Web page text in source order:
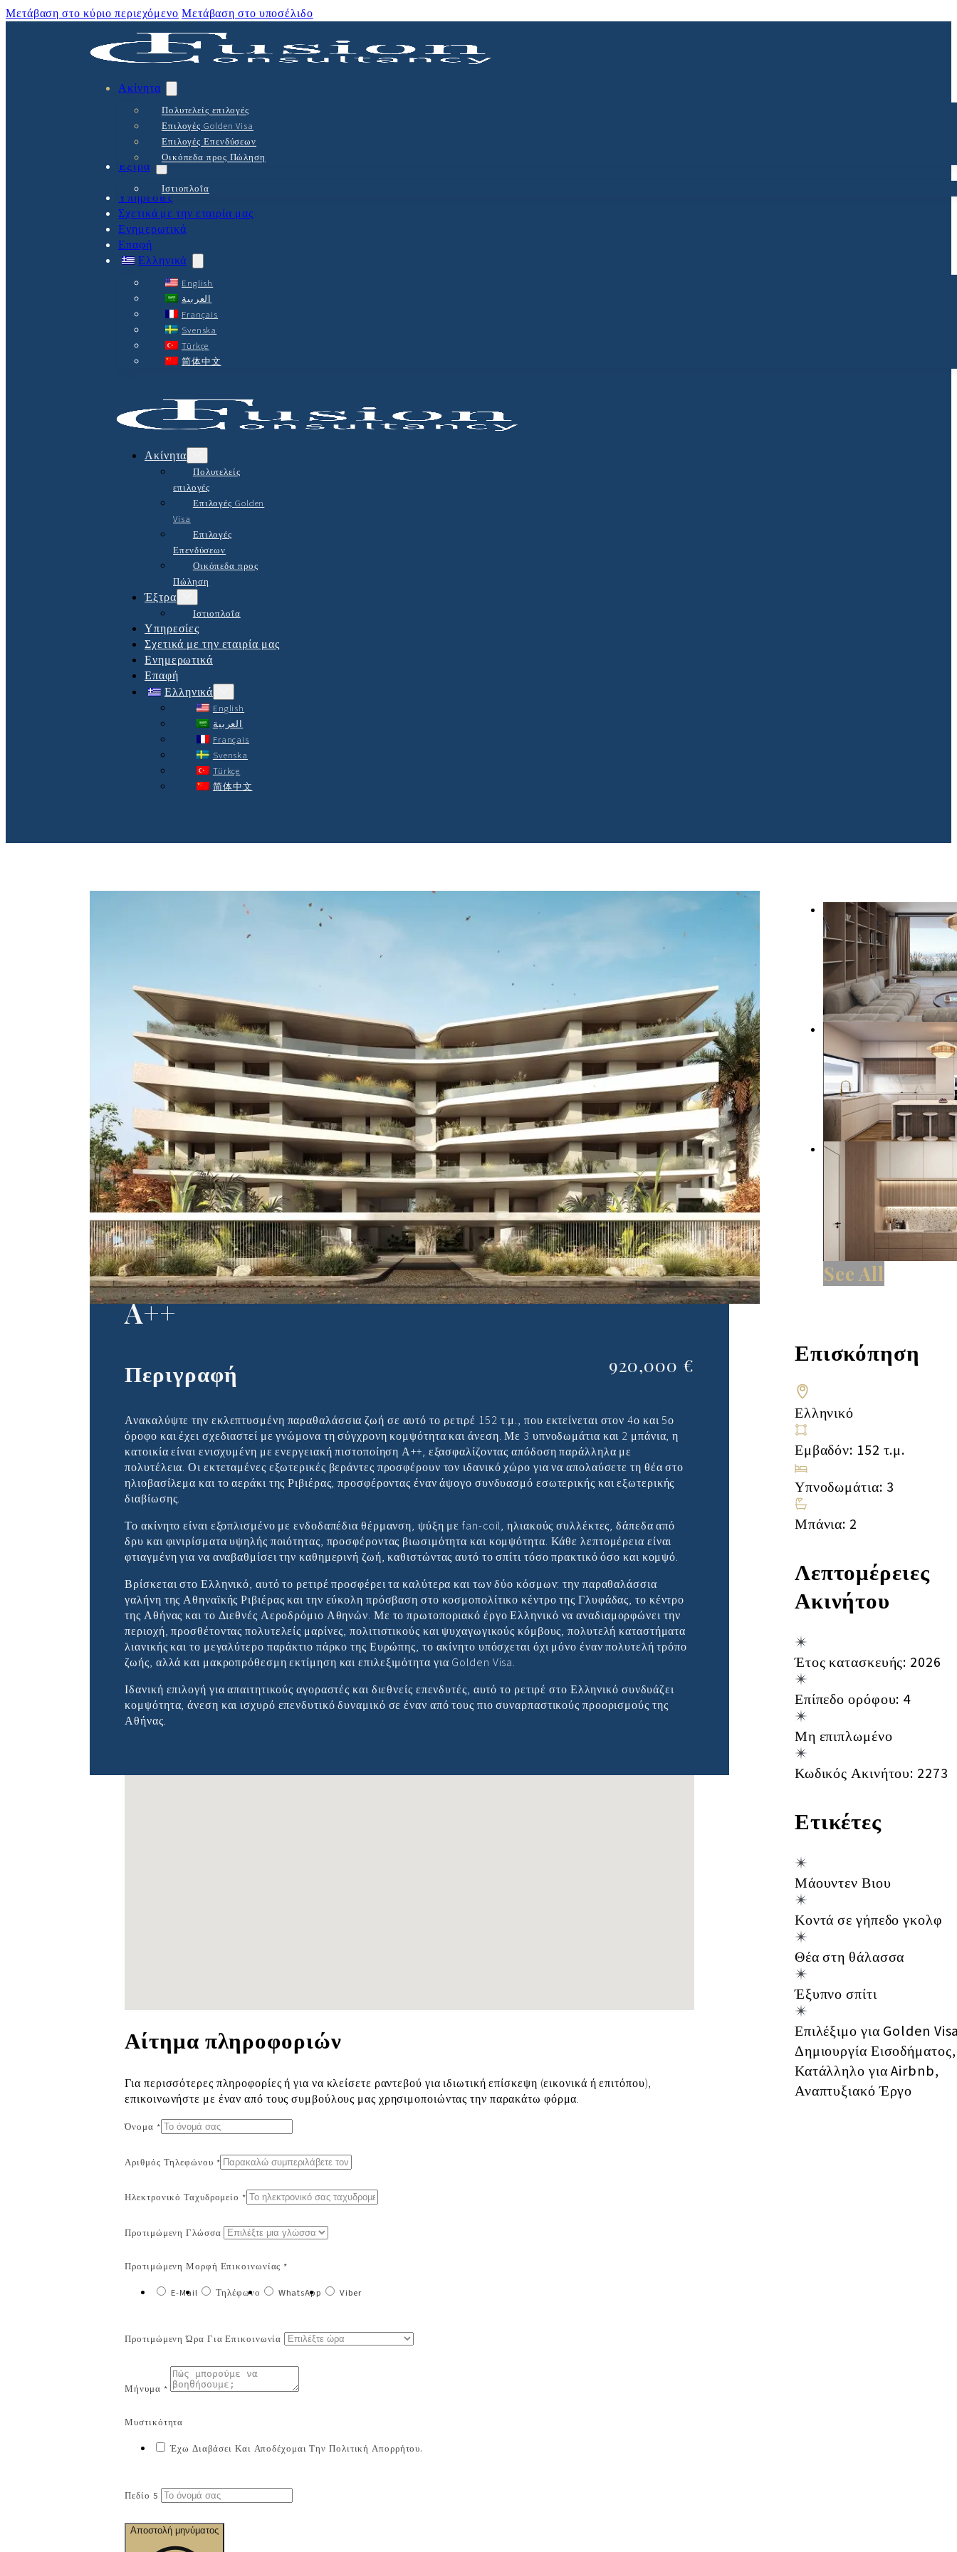
Μετάβαση στο κύριο περιεχόμενο Μετάβαση στο υποσέλιδο
Ακίνητα
Πολυτελείς επιλογές
Επιλογές Golden Visa
Επιλογές Επενδύσεων
Οικόπεδα προς Πώληση
Έξτρα
Ιστιοπλοΐα
Υπηρεσίες
Σχετικά με την εταιρία μας
Ενημερωτικά
Επαφή
Ελληνικά
English
العربية
Français
Svenska
Türkçe
简体中文
Ακίνητα
Πολυτελείς
επιλογές
Επιλογές Golden
Visa
Επιλογές
Επενδύσεων
Οικόπεδα προς
Πώληση
Έξτρα
Ιστιοπλοΐα
Υπηρεσίες
Σχετικά με την εταιρία μας
Ενημερωτικά
Επαφή
Ελληνικά
English
العربية
Français
Svenska
Türkçe
简体中文
Ρετιρέ, Κατοικία
Ρετιρέ 3 υπνοδωματίων στο Ελληνικό με
μεγάλες βεράντες και ενεργειακή απόδοση
A++
Περιγραφή 920,000 €
Ανακαλύψτε την εκλεπτυσμένη παραθαλάσσια ζωή σε αυτό το ρετιρέ 152 τ.μ., που εκτείνεται στον 4ο και 5ο
όροφο και έχει σχεδιαστεί με γνώμονα τη σύγχρονη κομψότητα και άνεση. Με 3 υπνοδωμάτια και 2 μπάνια, η
κατοικία είναι ενισχυμένη με ενεργειακή πιστοποίηση Α++, εξασφαλίζοντας απόδοση παράλληλα με
πολυτέλεια. Οι εκτεταμένες εξωτερικές βεράντες προσφέρουν τον ιδανικό χώρο για να απολαύσετε τη θέα στο
ηλιοβασίλεμα και το αεράκι της Ριβιέρας, προσφέροντας έναν άψογο συνδυασμό εσωτερικής και εξωτερικής
διαβίωσης.
Το ακίνητο είναι εξοπλισμένο με ενδοδαπέδια θέρμανση, ψύξη με fan-coil, ηλιακούς συλλέκτες, δάπεδα από
δρυ και φινιρίσματα υψηλής ποιότητας, προσφέροντας βιωσιμότητα και κομψότητα. Κάθε λεπτομέρεια είναι
φτιαγμένη για να αναβαθμίσει την καθημερινή ζωή, καθιστώντας αυτό το σπίτι τόσο πρακτικό όσο και κομψό.
Βρίσκεται στο Ελληνικό, αυτό το ρετιρέ προσφέρει τα καλύτερα και των δύο κόσμων: την παραθαλάσσια
γαλήνη της Αθηναϊκής Ριβιέρας και την εύκολη πρόσβαση στο κοσμοπολίτικο κέντρο της Γλυφάδας, το κέντρο
της Αθήνας και το Διεθνές Αεροδρόμιο Αθηνών. Με το πρωτοποριακό έργο Ελληνικό να αναδιαμορφώνει την
περιοχή, προσθέτοντας πολυτελείς μαρίνες, πολιτιστικούς και ψυχαγωγικούς κόμβους, πολυτελή καταστήματα
λιανικής και το μεγαλύτερο παράκτιο πάρκο της Ευρώπης, το ακίνητο υπόσχεται όχι μόνο έναν πολυτελή τρόπο
ζωής, αλλά και μακροπρόθεσμη εκτίμηση και επιλεξιμότητα για Golden Visa.
Ιδανική επιλογή για απαιτητικούς αγοραστές και διεθνείς επενδυτές, αυτό το ρετιρέ στο Ελληνικό συνδυάζει
κομψότητα, άνεση και ισχυρό επενδυτικό δυναμικό σε έναν από τους πιο συναρπαστικούς προορισμούς της
Αθήνας.
Αίτημα πληροφοριών
Για περισσότερες πληροφορίες ή για να κλείσετε ραντεβού για ιδιωτική επίσκεψη (εικονικά ή επιτόπου),
επικοινωνήστε με έναν από τους συμβούλους μας χρησιμοποιώντας την παρακάτω φόρμα.
Όνομα *
Αριθμός Τηλεφώνου *
Ηλεκτρονικό Ταχυδρομείο *
Προτιμώμενη Γλώσσα
Προτιμώμενη Μορφή Επικοινωνίας *
E-Mail Τηλέφωνο WhatsApp Viber
Προτιμώμενη Ώρα Για Επικοινωνία
Μήνυμα *
Μυστικότητα
Έχω Διαβάσει Και Αποδέχομαι Την Πολιτική Απορρήτου.
Πεδίο 5
Αποστολή μηνύματος
Επισκόπηση
Ελληνικό
Εμβαδόν: 152 τ.μ.
Υπνοδωμάτια: 3
Μπάνια: 2
Λεπτομέρειες
Ακινήτου
Έτος κατασκευής: 2026
Επίπεδο ορόφου: 4
Μη επιπλωμένο
Κωδικός Ακινήτου: 2273
Ετικέτες
Μάουντεν Βιου
Κοντά σε γήπεδο γκολφ
Θέα στη θάλασσα
Έξυπνο σπίτι
Επιλέξιμο για Golden
Δημιουργία Εισοδήματος,
Κατάλληλο για Airbnb,
Αναπτυξιακό Έργο